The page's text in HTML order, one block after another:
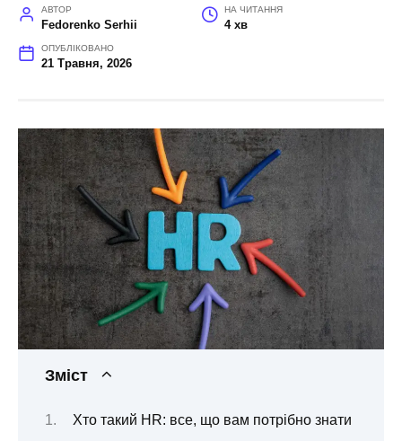
АВТОР
Fedorenko Serhii
НА ЧИТАННЯ
4 хв
ОПУБЛІКОВАНО
21 Травня, 2026
Зміст
Хто такий HR: все, що вам потрібно знати